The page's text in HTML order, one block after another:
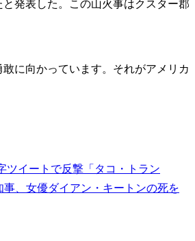
発表した。この山火事はクスター郡
に向かっています。それがアメリカ
ツイートで反撃「タコ・トラン
事、女優ダイアン・キートンの死を